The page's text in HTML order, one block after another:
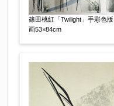
篠田桃紅「Twilight」手彩色版
画53×84cm